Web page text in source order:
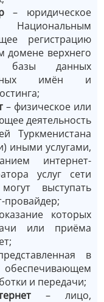
– юридическое
регистрацию
домене верхнего
базы данных
имён и
– физическое или
деятельность
Туркменистана
иными услугами,
интернет-
услуг сети
выступать
провайдер;
которых
или приёма
в
и передачи;
– лицо,